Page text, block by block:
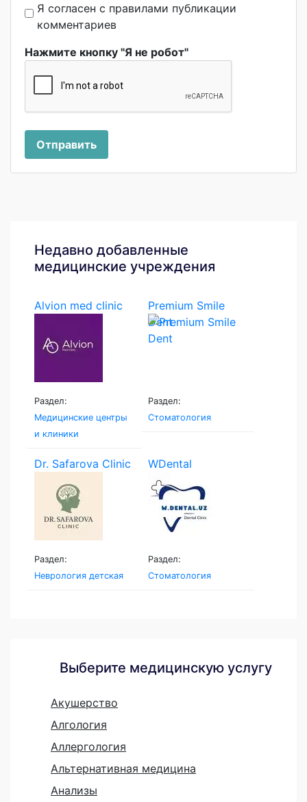
Я согласен с правилами публикации
комментариев
Нажмите кнопку "Я не робот"
Отправить
Недавно добавленные
медицинские учреждения
Alvion med clinic
Раздел:
Медицинские центры
и клиники
Premium Smile
Dent
Раздел:
Стоматология
Dr. Safarova Clinic
Раздел:
Неврология детская
WDental
Раздел:
Стоматология
Выберите медицинскую услугу
Акушерство
Алгология
Аллергология
Альтернативная медицина
Анализы